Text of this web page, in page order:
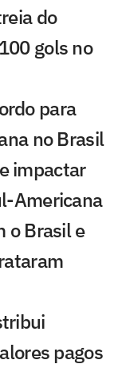
do
gols no
para
no Brasil
impactar
Americana
o Brasil e
pagos